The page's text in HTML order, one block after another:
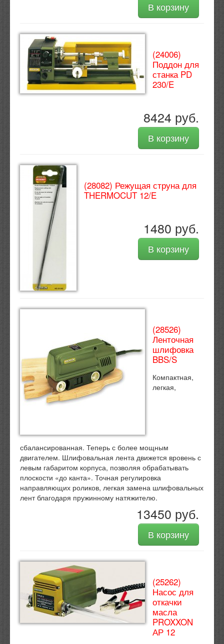
В корзину
(24006)
Поддон для
станка PD
230/E
8424 руб.
В корзину
(28082) Режущая струна для
THERMOCUT 12/E
1480 руб.
В корзину
(28526)
Ленточная
шлифовка
BBS/S
Компактная,
легкая,
сбалансированная. Теперь с более мощным
двигателем. Шлифовальная лента движется вровень с
левым габаритом корпуса, позволяя обрабатывать
плоскости «до канта». Точная регулировка
направляющих роликов, легкая замена шлифовальных
лент благодаря пружинному натяжителю.
13450 руб.
В корзину
(25262)
Насос для
откачки
масла
PROXXON
АР 12